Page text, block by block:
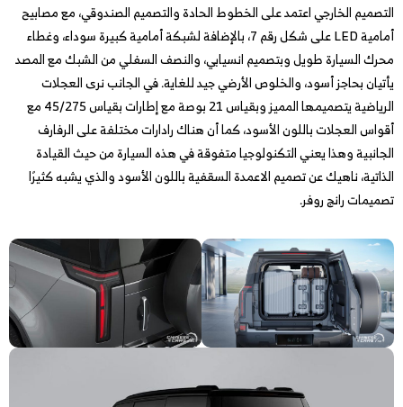
التصميم الخارجي اعتمد على الخطوط الحادة والتصميم الصندوقي، مع مصابيح
أمامية LED على شكل رقم 7، بالإضافة لشبكة أمامية كبيرة سوداء، وغطاء
محرك السيارة طويل وبتصميم انسيابي، والنصف السفلي من الشبك مع المصد
يأتيان بحاجز أسود، والخلوص الأرضي جيد للغاية. في الجانب نرى العجلات
الرياضية يتصميمها المميز وبقياس 21 بوصة مع إطارات بقياس 45/275 مع
أقواس العجلات باللون الأسود، كما أن هناك رادارات مختلفة على الرفارف
الجانبية وهذا يعني التكنولوجيا متفوقة في هذه السيارة من حيث القيادة
الذاتية، ناهيك عن تصميم الاعمدة السقفية باللون الأسود والذي يشبه كثيرًا
تصميمات رانج روفر.